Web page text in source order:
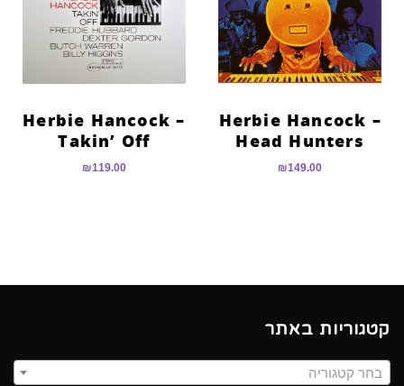
format_underlined הוסף קו תחתון לקישורים
font_download סמן קישורים
לאפס
כל
cached
Herbie Hancock –
Head Hunters
₪149.00
Herbie Hancock –
Takin’ Off
₪119.00
קטגוריות באתר
בחר קטגוריה